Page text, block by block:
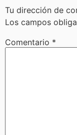
Tu dirección de
Los campos
Comentario *